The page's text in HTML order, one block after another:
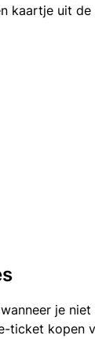
kaartje uit de
je
ticket kopen